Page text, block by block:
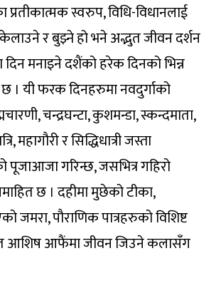
स्वरुप, विधि-विधानलाई
र बुझ्ने हो भने अद्भुत जीवन दर्शन
मनाइने दशैंको हरेक दिनको भिन्न
छ । यी फरक दिनहरुमा नवदुर्गाको
चन्द्रघन्टा, कुशमन्डा, स्कन्दमाता,
महागौरी र सिद्धिधात्री जस्ता
पूजाआजा गरिन्छ, जसभित्र गहिरो
छ । दहीमा मुछेको टीका,
जमरा, पौराणिक पात्रहरुको विशिष्ट
आशिष आफैंमा जीवन जिउने कलासँग